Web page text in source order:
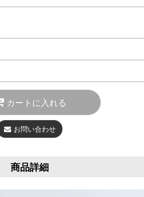
カートに入れる
お問い合わせ
商品詳細